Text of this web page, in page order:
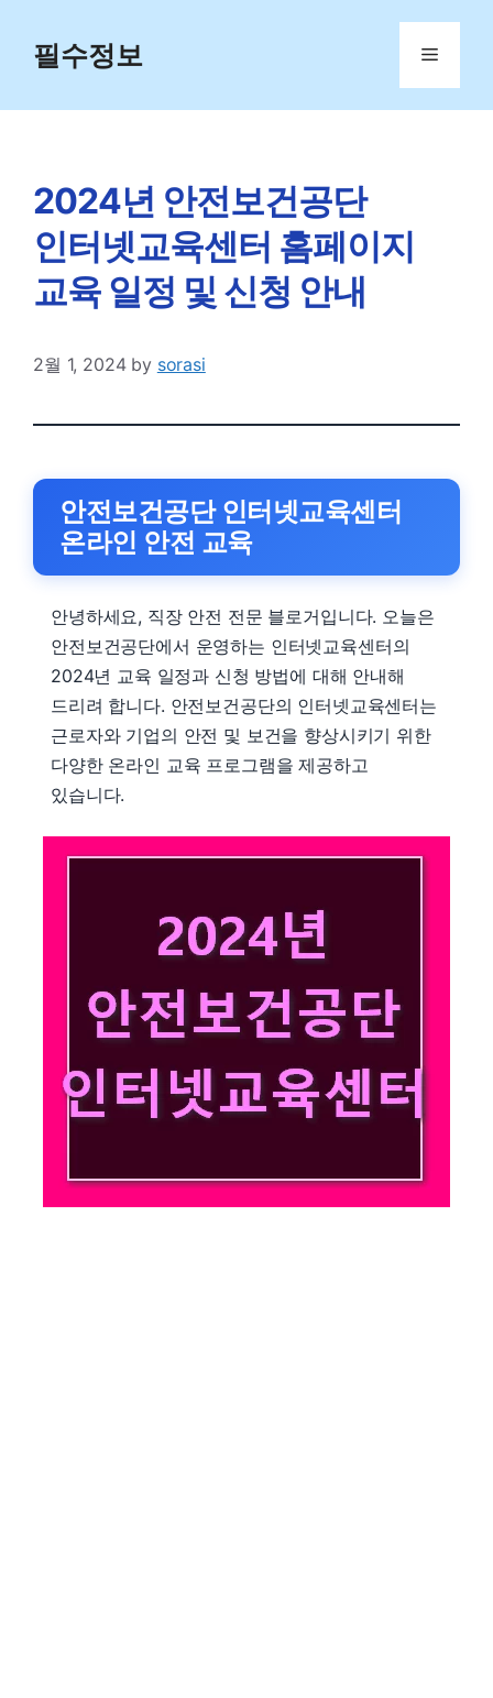
content
필수정보 Menu
2024년 안전보건공단
인터넷교육센터 홈페이지
교육 일정 및 신청 안내
2월 1, 2024 by sorasi
안전보건공단 인터넷교육센터
온라인 안전 교육
안녕하세요, 직장 안전 전문 블로거입니다. 오늘은
안전보건공단에서 운영하는 인터넷교육센터의
2024년 교육 일정과 신청 방법에 대해 안내해
드리려 합니다. 안전보건공단의 인터넷교육센터는
근로자와 기업의 안전 및 보건을 향상시키기 위한
다양한 온라인 교육 프로그램을 제공하고
있습니다.